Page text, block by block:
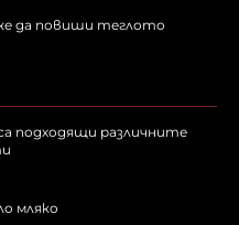
да повиши теглото
подходящи различните
мляко